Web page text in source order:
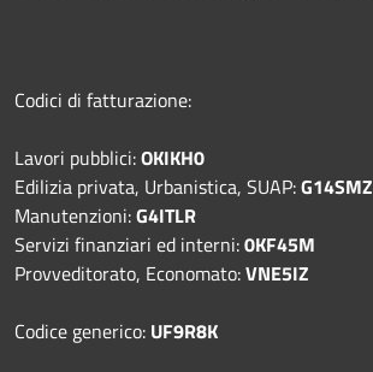
Codici di fatturazione:
Lavori pubblici:OKIKH0
Edilizia privata, Urbanistica, SUAP:G14SMZ
Manutenzioni:G4ITLR
Servizi finanziari ed interni:0KF45M
Provveditorato, Economato:VNE5IZ
Codice generico: UF9R8K